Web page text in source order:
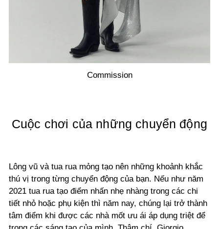
Commission
Cuộc chơi của những chuyển động
Lông vũ và tua rua mỏng tạo nên những khoảnh khắc
thú vị trong từng chuyển động của bạn. Nếu như năm
2021 tua rua tạo điểm nhấn nhẹ nhàng trong các chi
tiết nhỏ hoặc phụ kiện thì năm nay, chúng lại trở thành
tâm điểm khi được các nhà mốt ưu ái áp dụng triệt để